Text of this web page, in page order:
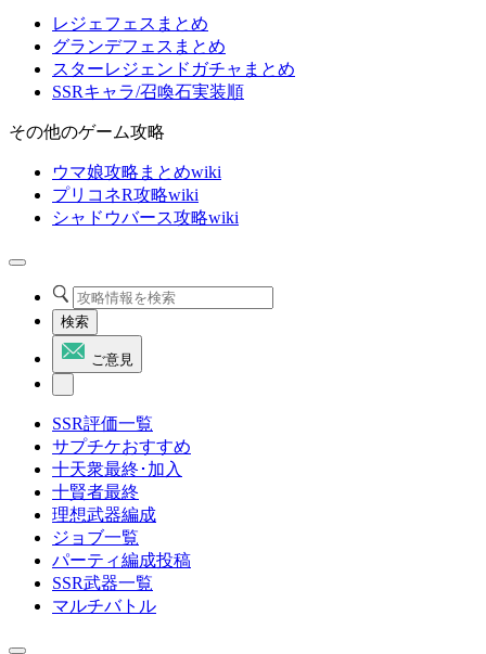
レジェフェスまとめ
グランデフェスまとめ
スターレジェンドガチャまとめ
SSRキャラ/召喚石実装順
その他のゲーム攻略
ウマ娘攻略まとめwiki
プリコネR攻略wiki
シャドウバース攻略wiki
検索
ご意見
SSR評価一覧
サプチケおすすめ
十天衆最終･加入
十賢者最終
理想武器編成
ジョブ一覧
パーティ編成投稿
SSR武器一覧
マルチバトル